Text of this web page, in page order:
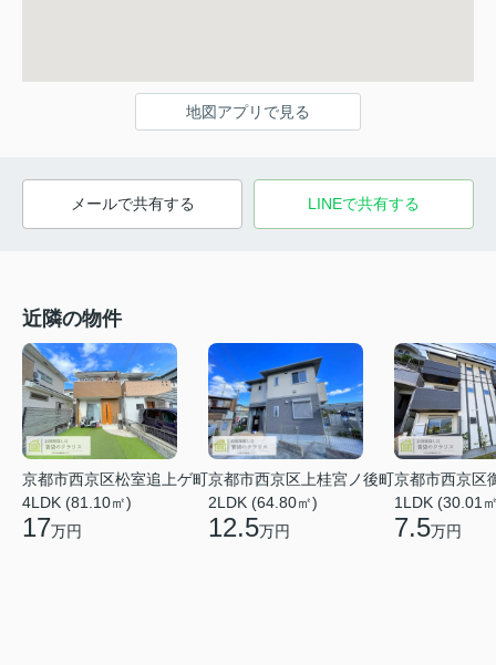
地図アプリで見る
メールで共有する LINEで共有する
近隣の物件
京都市西京区松室追上ゲ町
4LDK (81.10㎡)
17万円
京都市西京区上桂宮ノ後町
2LDK (64.80㎡)
12.5万円
京都市西京区
1LDK (30.01
7.5万円